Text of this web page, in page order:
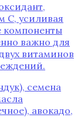
C, усиливая
компоненты
важно для
витаминов
семена
авокадо,